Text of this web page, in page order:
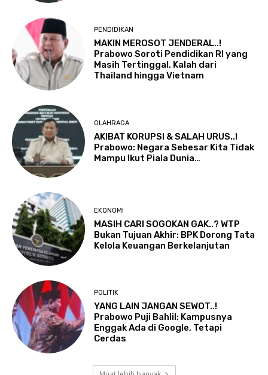
PENDIDIKAN
MAKIN MEROSOT JENDERAL..!
Prabowo Soroti Pendidikan RI yang
Masih Tertinggal, Kalah dari
Thailand hingga Vietnam
OLAHRAGA
AKIBAT KORUPSI & SALAH URUS..!
Prabowo: Negara Sebesar Kita Tidak
Mampu Ikut Piala Dunia…
EKONOMI
MASIH CARI SOGOKAN GAK..? WTP
Bukan Tujuan Akhir: BPK Dorong Tata
Kelola Keuangan Berkelanjutan
POLITIK
YANG LAIN JANGAN SEWOT..!
Prabowo Puji Bahlil: Kampusnya
Enggak Ada di Google, Tetapi
Cerdas